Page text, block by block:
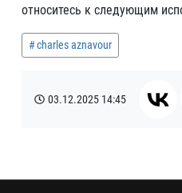
относитесь к следующим
charles aznavour
03.12.2025 14:45